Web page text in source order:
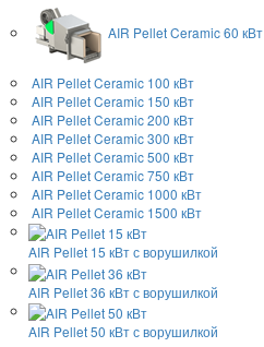
AIR PelletCeramic 60 кВт
AIR PelletCeramic 100 кВт
AIR PelletCeramic 150 кВт
AIR PelletCeramic 200 кВт
AIR PelletCeramic 300 кВт
AIR PelletCeramic 500 кВт
AIR PelletCeramic 750 кВт
AIR PelletCeramic 1000 кВт
AIR PelletCeramic 1500 кВт
AIR Pellet 15 кВтс ворушилкой
AIR Pellet 36 кВтс ворушилкой
AIR Pellet 50 кВтс ворушилкой